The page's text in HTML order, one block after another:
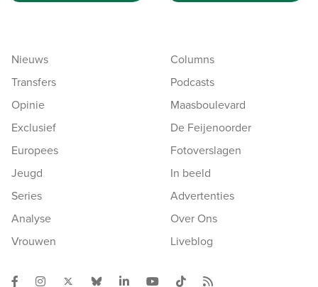
Nieuws
Transfers
Opinie
Exclusief
Europees
Jeugd
Series
Analyse
Vrouwen
Columns
Podcasts
Maasboulevard
De Feijenoorder
Fotoverslagen
In beeld
Advertenties
Over Ons
Liveblog